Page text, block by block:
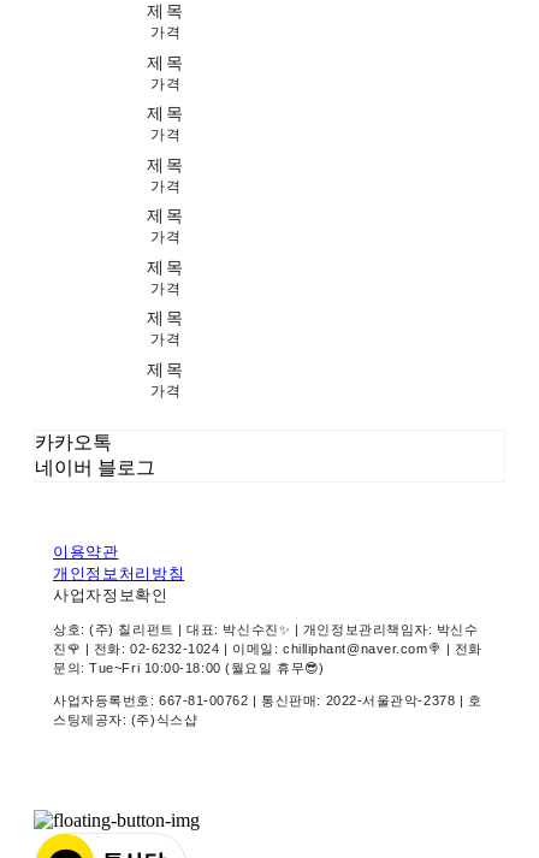
제목
가격
제목
가격
제목
가격
제목
가격
제목
가격
제목
가격
제목
가격
제목
가격
카카오톡
네이버 블로그
이용약관
개인정보처리방침
사업자정보확인
상호: (주) 칠리펀트 | 대표: 박신수진✨ | 개인정보관리책임자: 박신수
진🌹 | 전화: 02-6232-1024 | 이메일: chilliphant@naver.com🍭 | 전화
문의: Tue~Fri 10:00-18:00 (월요일 휴무😎)
사업자등록번호: 667-81-00762 | 통신판매: 2022-서울관악-2378 | 호
스팅제공자: (주)식스샵